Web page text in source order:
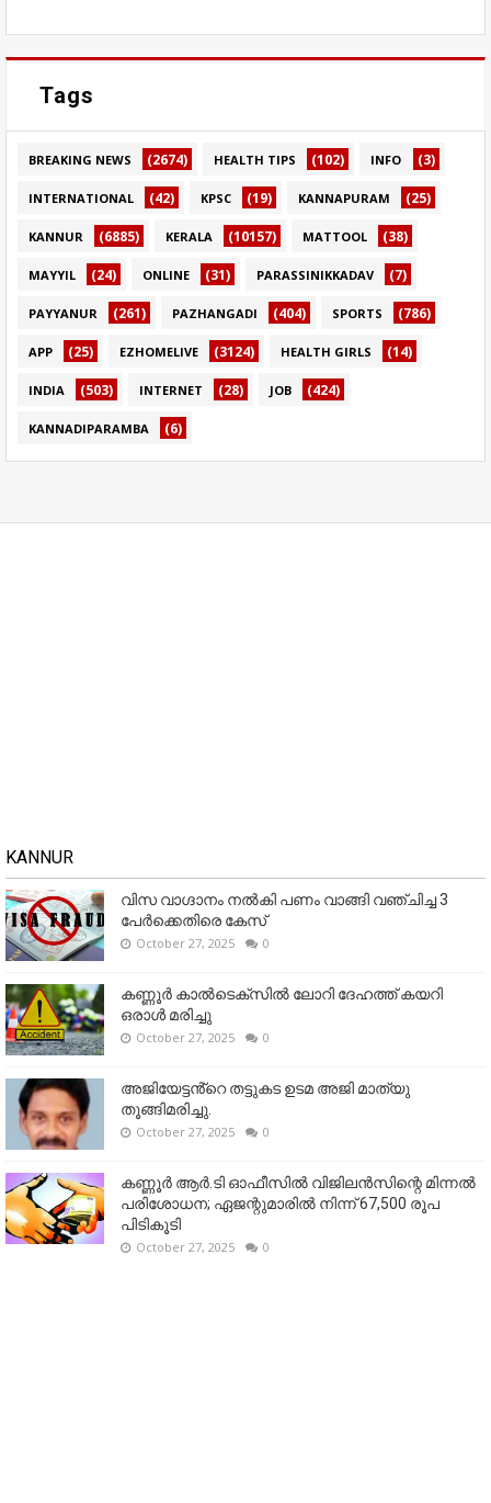
Tags
BREAKING NEWS (2674) HEALTH TIPS (102) INFO (3)
INTERNATIONAL (42) KPSC (19) KANNAPURAM (25)
KANNUR (6885) KERALA (10157) MATTOOL (38)
MAYYIL (24) ONLINE (31) PARASSINIKKADAV (7)
PAYYANUR (261) PAZHANGADI (404) SPORTS (786)
APP (25) EZHOMELIVE (3124) HEALTH GIRLS (14)
INDIA (503) INTERNET (28) JOB (424)
KANNADIPARAMBA (6)
KANNUR
വിസ വാഗ്ദാനം നൽകി പണം വാങ്ങി വഞ്ചിച്ച 3
പേർക്കെതിരെ കേസ്
October 27, 2025 0
കണ്ണൂര്‍ കാല്‍ടെക്‌സില്‍ ലോറി ദേഹത്ത് കയറി
ഒരാള്‍ മരിച്ചു
October 27, 2025 0
അജിയേട്ടൻ്റെ തട്ടുകട ഉടമ അജി മാത്യു
തൂങ്ങിമരിച്ചു.
October 27, 2025 0
കണ്ണൂര്‍ ആര്‍.ടി ഓഫീസില്‍ വിജിലൻസിന്റെ മിന്നല്‍
പരിശോധന; ഏജന്റുമാരില്‍ നിന്ന് 67,500 രൂപ
പിടികൂടി
October 27, 2025 0